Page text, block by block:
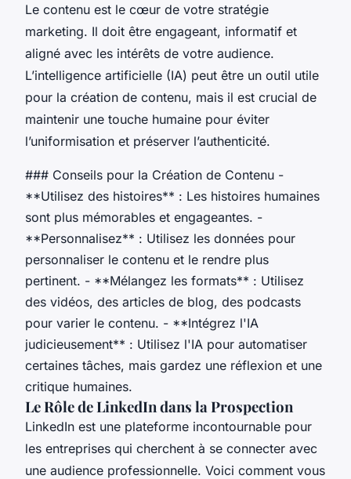
Le contenu est le cœur de votre stratégie
marketing. Il doit être engageant, informatif et
aligné avec les intérêts de votre audience.
L’intelligence artificielle (IA) peut être un outil utile
pour la création de contenu, mais il est crucial de
maintenir une touche humaine pour éviter
l’uniformisation et préserver l’authenticité.
### Conseils pour la Création de Contenu -
**Utilisez des histoires** : Les histoires humaines
sont plus mémorables et engageantes. -
**Personnalisez** : Utilisez les données pour
personnaliser le contenu et le rendre plus
pertinent. - **Mélangez les formats** : Utilisez
des vidéos, des articles de blog, des podcasts
pour varier le contenu. - **Intégrez l'IA
judicieusement** : Utilisez l'IA pour automatiser
certaines tâches, mais gardez une réflexion et une
critique humaines.
Le Rôle de LinkedIn dans la Prospection
LinkedIn est une plateforme incontournable pour
les entreprises qui cherchent à se connecter avec
une audience professionnelle. Voici comment vous